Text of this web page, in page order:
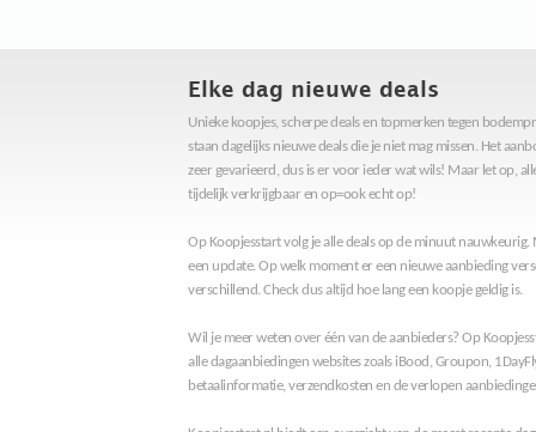
Elke dag nieuwe deals
Unieke koopjes, scherpe deals en topmerken tegen
staan dagelijks nieuwe deals die je niet mag missen. Het
zeer gevarieerd, dus is er voor ieder wat wils! Maar let op,
tijdelijk verkrijgbaar en op=ook echt op!
Op Koopjesstart volg je alle deals op de minuut nauwkeurig.
een update. Op welk moment er een nieuwe aanbieding
verschillend. Check dus altijd hoe lang een koopje geldig is.
Wil je meer weten over één van de aanbieders? Op
alle dagaanbiedingen websites zoals iBood, Groupon,
betaalinformatie, verzendkosten en de verlopen